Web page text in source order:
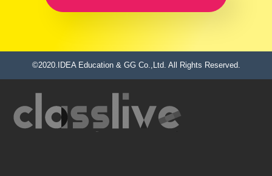
©2020.IDEA Education & GG Co.,Ltd. All Rights Reserved.